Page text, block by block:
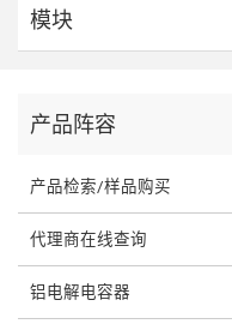
模块
产品阵容
产品检索/样品购买
代理商在线查询
铝电解电容器